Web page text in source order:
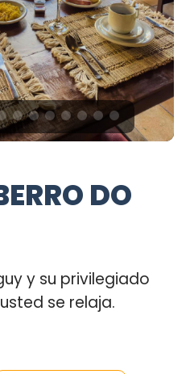
DO
y su privilegiado
se relaja.